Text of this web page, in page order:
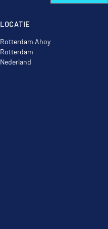
LOCATIE
Rotterdam Ahoy
Rotterdam
Nederland